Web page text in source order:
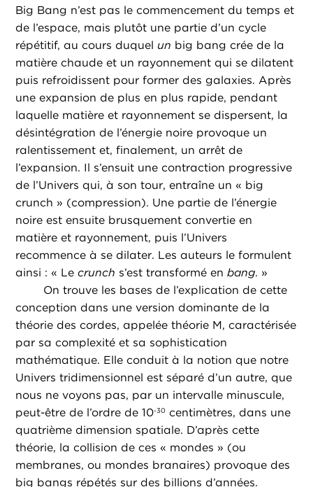
Big Bang n’est pas le commencement du temps et
de l’espace, mais plutôt une partie d’un cycle
répétitif, au cours duquel un big bang crée de la
matière chaude et un rayonnement qui se dilatent
puis refroidissent pour former des galaxies. Après
une expansion de plus en plus rapide, pendant
laquelle matière et rayonnement se dispersent, la
désintégration de l’énergie noire provoque un
ralentissement et, finalement, un arrêt de
l’expansion. Il s’ensuit une contraction progressive
de l’Univers qui, à son tour, entraîne un « big
crunch » (compression). Une partie de l’énergie
noire est ensuite brusquement convertie en
matière et rayonnement, puis l’Univers
recommence à se dilater. Les auteurs le formulent
ainsi : « Lecrunch s’est transformé enbang. »
On trouve les bases de l’explication de cette
conception dans une version dominante de la
théorie des cordes, appelée théorie M, caractérisée
par sa complexité et sa sophistication
mathématique. Elle conduit à la notion que notre
Univers tridimensionnel est séparé d’un autre, que
nous ne voyons pas, par un intervalle minuscule,
peut-être de l’ordre de 10-30 centimètres, dans une
quatrième dimension spatiale. D’après cette
théorie, la collision de ces « mondes » (ou
membranes, ou mondes branaires) provoque des
big bangs répétés sur des billions d’années.